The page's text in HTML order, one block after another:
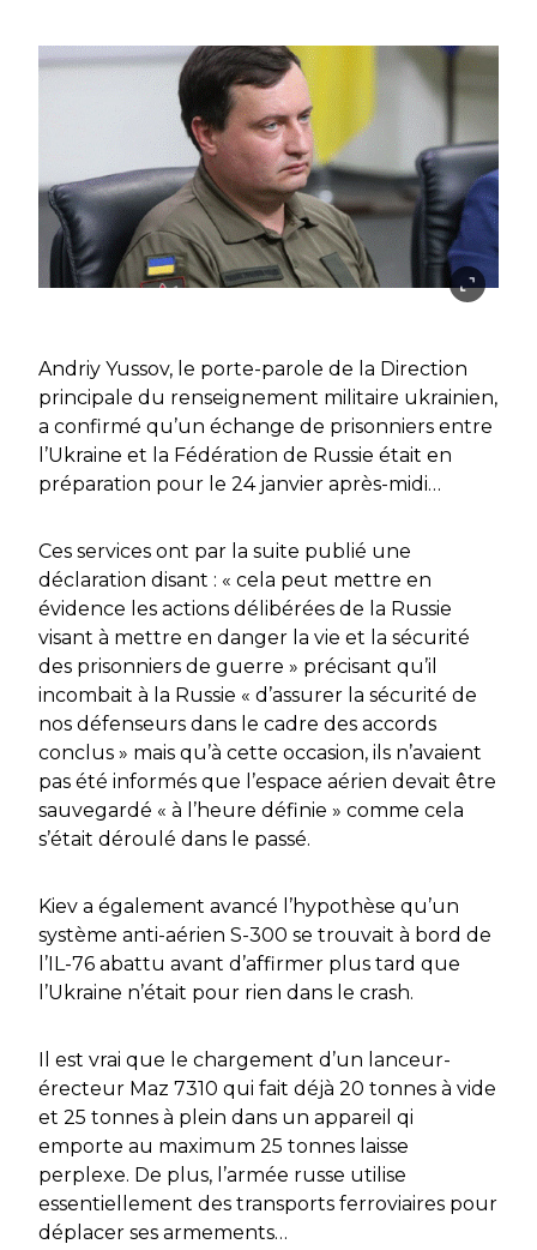
Andriy Yussov, le porte-parole de la Direction
principale du renseignement militaire ukrainien,
a confirmé qu’un échange de prisonniers entre
l’Ukraine et la Fédération de Russie était en
préparation pour le 24 janvier après-midi…
Ces services ont par la suite publié une
déclaration disant : « cela peut mettre en
évidence les actions délibérées de la Russie
visant à mettre en danger la vie et la sécurité
des prisonniers de guerre » précisant qu’il
incombait à la Russie « d’assurer la sécurité de
nos défenseurs dans le cadre des accords
conclus » mais qu’à cette occasion, ils n’avaient
pas été informés que l’espace aérien devait être
sauvegardé « à l’heure définie » comme cela
s’était déroulé dans le passé.
Kiev a également avancé l’hypothèse qu’un
système anti-aérien S-300 se trouvait à bord de
l’IL-76 abattu avant d’affirmer plus tard que
l’Ukraine n’était pour rien dans le crash.
Il est vrai que le chargement d’un lanceur-
érecteur Maz 7310 qui fait déjà 20 tonnes à vide
et 25 tonnes à plein dans un appareil qi
emporte au maximum 25 tonnes laisse
perplexe. De plus, l’armée russe utilise
essentiellement des transports ferroviaires pour
déplacer ses armements…